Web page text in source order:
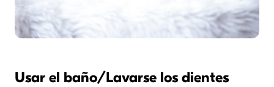
Usar el baño/Lavarse los dientes